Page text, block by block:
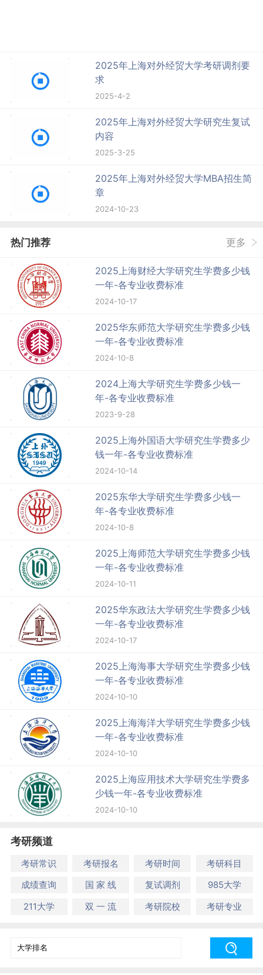
2025年上海对外经贸大学考研调剂要
求
2025-4-2
2025年上海对外经贸大学研究生复试
内容
2025-3-25
2025年上海对外经贸大学MBA招生简
章
2024-10-23
热门推荐 更多
2025上海财经大学研究生学费多少钱
一年-各专业收费标准
2024-10-17
2025华东师范大学研究生学费多少钱
一年-各专业收费标准
2024-10-8
2024上海大学研究生学费多少钱一
年-各专业收费标准
2023-9-28
2025上海外国语大学研究生学费多少
钱一年-各专业收费标准
2024-10-14
2025东华大学研究生学费多少钱一
年-各专业收费标准
2024-10-8
2025上海师范大学研究生学费多少钱
一年-各专业收费标准
2024-10-11
2025华东政法大学研究生学费多少钱
一年-各专业收费标准
2024-10-17
2025上海海事大学研究生学费多少钱
一年-各专业收费标准
2024-10-10
2025上海海洋大学研究生学费多少钱
一年-各专业收费标准
2024-10-10
2025上海应用技术大学研究生学费多
少钱一年-各专业收费标准
2024-10-10
考研频道
考研常识 考研报名 考研时间
考研科目
成绩查询
国 家 线 复试调剂
985大学
211大学
双 一 流 考研院校 考研专业